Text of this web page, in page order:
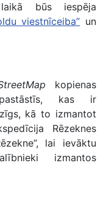
būs iespēja
viestnīceiba” un
kopienas
kas ir
kā to izmantot
Rēzeknes
lai ievāktu
izmantos